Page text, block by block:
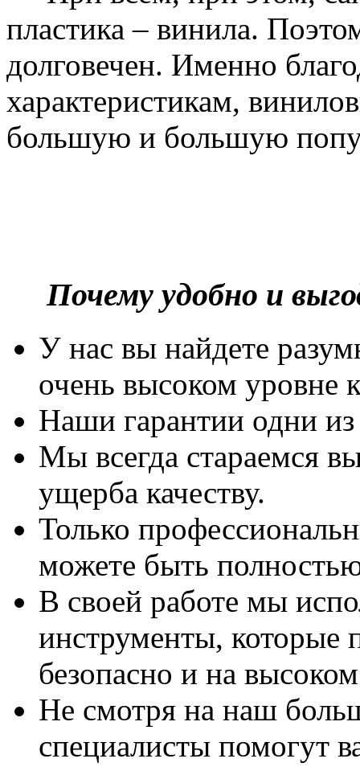
пластика – винила.
долговечен. Именно
характеристикам,
большую и большую
Почему удобно и
У нас вы найдете
очень высоком уровне
Наши гарантии одни
Мы всегда стараемся
ущерба качеству.
Только
можете быть
В своей работе мы
инструменты, которые
безопасно и на
Не смотря на наш
специалисты помогут